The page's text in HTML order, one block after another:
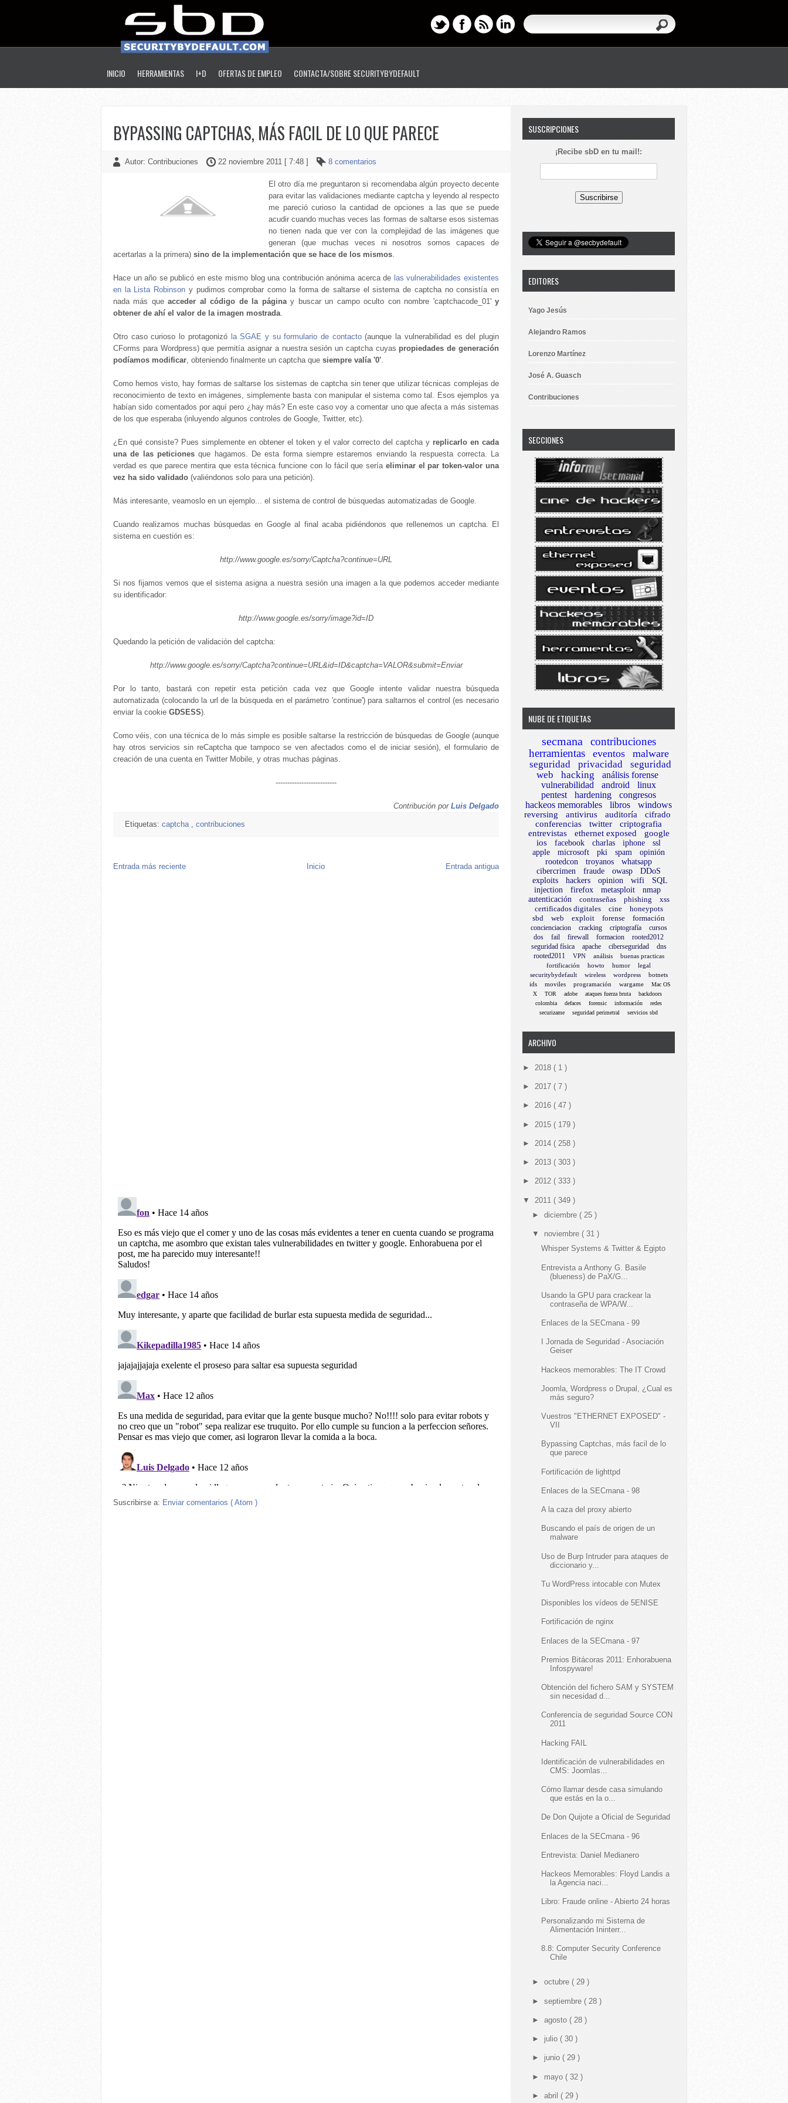
INICIO HERRAMIENTAS I+D OFERTAS DE EMPLEO CONTACTA/SOBRE SECURITYBYDEFAULT
BYPASSING CAPTCHAS, MÁS FACIL DE LO QUE PARECE
Autor: Contribuciones 22 noviembre 2011 [ 7:48 ] 8 comentarios
El otro día me preguntaron si recomendaba algún proyecto decente
para evitar las validaciones mediante captcha y leyendo al respecto
me pareció curioso la cantidad de opciones a las que se puede
acudir cuando muchas veces las formas de saltarse esos sistemas
no tienen nada que ver con la complejidad de las imágenes que
generan (que muchas veces ni nosotros somos capaces de
acertarlas a la primera) sino de la implementación que se hace de los mismos.
Hace un año se publicó en este mismo blog una contribución anónima acerca de las vulnerabilidades existentes
en la Lista Robinson y pudimos comprobar como la forma de saltarse el sistema de captcha no consistía en
nada más queacceder al código de la páginay buscar un campo oculto con nombre 'captchacode_01'y
obtener de ahí el valor de la imagen mostrada.
Otro caso curioso lo protagonizó la SGAE y su formulario de contacto(aunque la vulnerabilidad es del plugin
CForms para Wordpress) que permitía asignar a nuestra sesión un captcha cuyas propiedades de generación
podíamos modificar, obteniendo finalmente un captcha que siempre valía '0'.
Como hemos visto, hay formas de saltarse los sistemas de captcha sin tener que utilizar técnicas complejas de
reconocimiento de texto en imágenes, simplemente basta con manipular el sistema como tal. Esos ejemplos ya
habían sido comentados por aquí pero ¿hay más? En este caso voy a comentar uno que afecta a más sistemas
de los que esperaba (inluyendo algunos controles de Google, Twitter, etc).
¿En qué consiste? Pues simplemente en obtener el token y el valor correcto del captcha y replicarlo en cada
una de las peticiones que hagamos. De esta forma siempre estaremos enviando la respuesta correcta. La
verdad es que parece mentira que esta técnica funcione con lo fácil que sería eliminar el par token-valor una
vez ha sido validado (valiéndonos solo para una petición).
Más interesante, veamoslo en un ejemplo... el sistema de control de búsquedas automatizadas de Google.
Cuando realizamos muchas búsquedas en Google al final acaba pidiéndonos que rellenemos un captcha. El
sistema en cuestión es:
http://www.google.es/sorry/Captcha?continue=URL
Si nos fijamos vemos que el sistema asigna a nuestra sesión una imagen a la que podemos acceder mediante
su identificador:
http://www.google.es/sorry/image?id=ID
Quedando la petición de validación del captcha:
http://www.google.es/sorry/Captcha?continue=URL&id=ID&captcha=VALOR&submit=Enviar
Por lo tanto, bastará con repetir esta petición cada vez que Google intente validar nuestra búsqueda
automatizada (colocando la url de la búsqueda en el parámetro 'continue') para saltarnos el control (es necesario
enviar la cookie GDSESS).
Como véis, con una técnica de lo más simple es posible saltarse la restricción de búsquedas de Google (aunque
hay otros servicios sin reCaptcha que tampoco se ven afectados como el de iniciar sesión), el formulario de
creación de una cuenta en Twitter Mobile, y otras muchas páginas.
--------------------------
Contribución por Luis Delgado
Etiquetas: captcha , contribuciones
Entrada más reciente Entrada antigua
Inicio
Suscribirse a: Enviar comentarios ( Atom )
SUSCRIPCIONES
¡Recibe sbD en tu mail!:
EDITORES
Yago Jesús
Alejandro Ramos
Lorenzo Martínez
José A. Guasch
Contribuciones
SECCIONES
NUBE DE ETIQUETAS
secmana
contribuciones
herramientas
eventos malware
seguridad privacidad
seguridad
web
hacking
análisis forense
vulnerabilidad
android
linux
pentest
hardening
congresos
hackeos memorables
libros windows
reversing antivirus auditoría
cifrado
conferencias
twitter
criptografia
entrevistas
ethernet exposed
google
ios
facebook charlas iphone
ssl
apple
microsoft pki spam
opinión
rootedcon
troyanos
whatsapp
cibercrimen
fraude owasp
DDoS
exploits
hackers opinion wifi
SQL
injection
firefox metasploit
nmap
autenticación
contraseñas phishing
xss
certificados digitales
cine
honeypots
sbd
web exploit forense formación
concienciacion cracking criptografía
cursos
dos
fail firewall formacion
rooted2012
seguridad física
apache ciberseguridad
dns
rooted2011
VPN análisis
buenas practicas
fortificación
howto humor
legal
securitybydefault
wireless wordpress
botnets
ids
moviles programación wargame
Mac OS
X
TOR adobe ataques fuerza bruta
backdoors
colombia
defaces forensic información
redes
securizame
seguridad perimetral servicios sbd
ARCHIVO
► 2018 ( 1 )
► 2017 ( 7 )
► 2016 ( 47 )
► 2015 ( 179 )
► 2014 ( 258 )
► 2013 ( 303 )
► 2012 ( 333 )
▼ 2011 ( 349 )
► diciembre ( 25 )
▼ noviembre ( 31 )
Whisper Systems & Twitter & Egipto
Entrevista a Anthony G. Basile
(blueness) de PaX/G...
Usando la GPU para crackear la
contraseña de WPA/W...
Enlaces de la SECmana - 99
I Jornada de Seguridad - Asociación
Geiser
Hackeos memorables: The IT Crowd
Joomla, Wordpress o Drupal, ¿Cual es
más seguro?
Vuestros "ETHERNET EXPOSED" -
VII
Bypassing Captchas, más facil de lo
que parece
Fortificación de lighttpd
Enlaces de la SECmana - 98
A la caza del proxy abierto
Buscando el país de origen de un
malware
Uso de Burp Intruder para ataques de
diccionario y...
Tu WordPress intocable con Mutex
Disponibles los vídeos de 5ENISE
Fortificación de nginx
Enlaces de la SECmana - 97
Premios Bitácoras 2011: Enhorabuena
Infospyware!
Obtención del fichero SAM y SYSTEM
sin necesidad d...
Conferencia de seguridad Source CON
2011
Hacking FAIL
Identificación de vulnerabilidades en
CMS: Joomlas...
Cómo llamar desde casa simulando
que estás en la o...
De Don Quijote a Oficial de Seguridad
Enlaces de la SECmana - 96
Entrevista: Daniel Medianero
Hackeos Memorables: Floyd Landis a
la Agencia naci...
Libro: Fraude online - Abierto 24 horas
Personalizando mi Sistema de
Alimentación Ininterr...
8.8: Computer Security Conference
Chile
► octubre ( 29 )
► septiembre ( 28 )
► agosto ( 28 )
► julio ( 30 )
► junio ( 29 )
► mayo ( 32 )
► abril ( 29 )